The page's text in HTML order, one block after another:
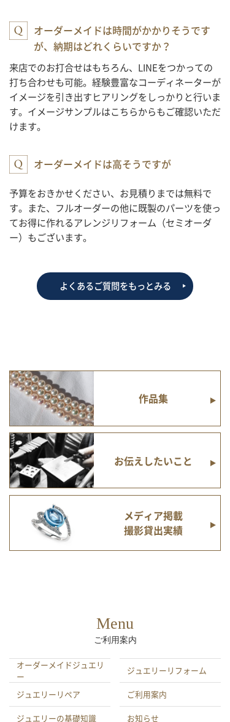
オーダーメイドは時間がかかりそうです
が、納期はどれくらいですか？
来店でのお打合せはもちろん、LINEをつかっての
打ち合わせも可能。経験豊富なコーディネーターが
イメージを引き出すヒアリングをしっかりと行いま
す。イメージサンプルはこちらからもご確認いただ
けます。
オーダーメイドは高そうですが
予算をおきかせください、お見積りまでは無料で
す。また、フルオーダーの他に既製のパーツを使っ
てお得に作れるアレンジリフォーム（セミオーダ
ー）もございます。
よくあるご質問をもっとみる
作品集
お伝えしたいこと
メディア掲載
撮影貸出実績
Menu
ご利用案内
オーダーメイドジュエリ
ー
ジュエリーリフォーム
ジュエリーリペア ご利用案内
ジュエリーの基礎知識 お知らせ